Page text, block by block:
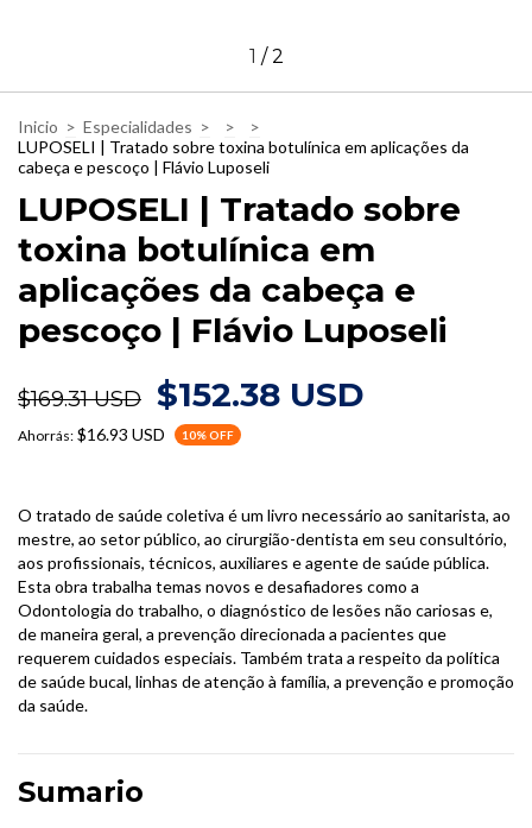
1 /2
Inicio > Especialidades > >
>
LUPOSELI | Tratado sobre toxina botulínica em aplicações da
cabeça e pescoço | Flávio Luposeli
LUPOSELI | Tratado sobre
toxina botulínica em
aplicações da cabeça e
pescoço | Flávio Luposeli
$169.31 USD $152.38 USD
Ahorrás: $16.93 USD 10% OFF
O tratado de saúde coletiva é um livro necessário ao sanitarista, ao
mestre, ao setor público, ao cirurgião-dentista em seu consultório,
aos profissionais, técnicos, auxiliares e agente de saúde pública.
Esta obra trabalha temas novos e desafiadores como a
Odontologia do trabalho, o diagnóstico de lesões não cariosas e,
de maneira geral, a prevenção direcionada a pacientes que
requerem cuidados especiais. Também trata a respeito da política
de saúde bucal, linhas de atenção à família, a prevenção e promoção
da saúde.
Sumario